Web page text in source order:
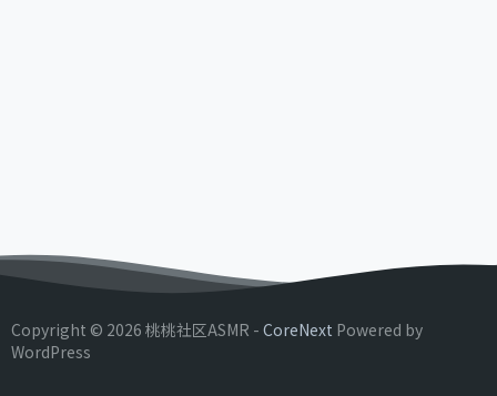
Copyright © 2026 桃桃社区ASMR - CoreNext Powered by
WordPress